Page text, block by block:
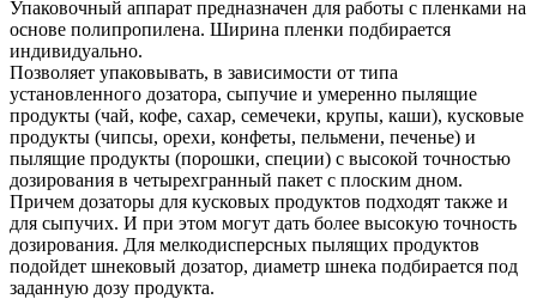
Упаковочный аппарат предназначен для работы с пленками на
основе полипропилена. Ширина пленки подбирается
индивидуально.
Позволяет упаковывать, в зависимости от типа
установленного дозатора, сыпучие и умеренно пылящие
продукты (чай, кофе, сахар, семечеки, крупы, каши), кусковые
продукты (чипсы, орехи, конфеты, пельмени, печенье) и
пылящие продукты (порошки, специи) с высокой точностью
дозирования в четырехгранный пакет с плоским дном.
Причем дозаторы для кусковых продуктов подходят также и
для сыпучих. И при этом могут дать более высокую точность
дозирования. Для мелкодисперсных пылящих продуктов
подойдет шнековый дозатор, диаметр шнека подбирается под
заданную дозу продукта.